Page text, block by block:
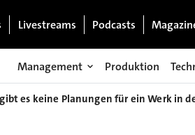
Livestreams Podcasts
Management Produktion
es keine Planungen für ein Werk in